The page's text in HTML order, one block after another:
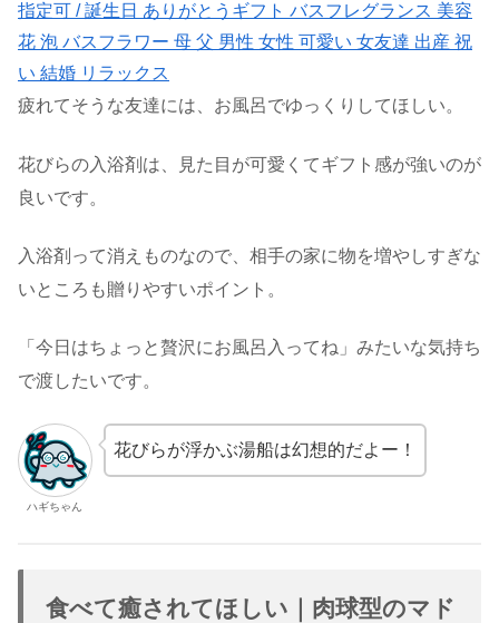
指定可 / 誕生日 ありがとうギフト バスフレグランス 美容
花 泡 バスフラワー 母 父 男性 女性 可愛い 女友達 出産 祝
い 結婚 リラックス
疲れてそうな友達には、お風呂でゆっくりしてほしい。
花びらの入浴剤は、見た目が可愛くてギフト感が強いのが
良いです。
入浴剤って消えものなので、相手の家に物を増やしすぎな
いところも贈りやすいポイント。
「今日はちょっと贅沢にお風呂入ってね」みたいな気持ち
で渡したいです。
ハギちゃん
花びらが浮かぶ湯船は幻想的だよー！
食べて癒されてほしい｜肉球型のマド